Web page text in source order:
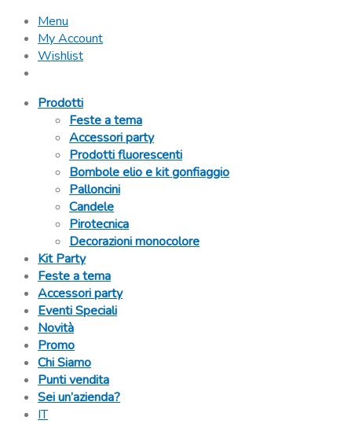
Menu
My Account
Wishlist
Prodotti
Feste a tema
Accessori party
Prodotti fluorescenti
Bombole elio e kit gonfiaggio
Palloncini
Candele
Pirotecnica
Decorazioni monocolore
Kit Party
Feste a tema
Accessori party
Eventi Speciali
Novità
Promo
Chi Siamo
Punti vendita
Sei un’azienda?
IT